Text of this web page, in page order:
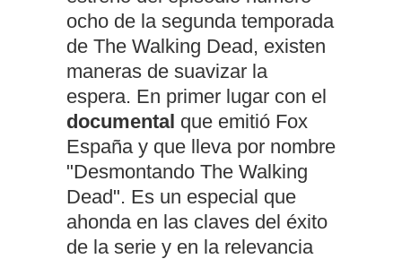
ocho de la segunda temporada
de The Walking Dead, existen
maneras de suavizar la
espera. En primer lugar con el
documental que emitió Fox
España y que lleva por nombre
"Desmontando The Walking
Dead". Es un especial que
ahonda en las claves del éxito
de la serie y en la relevancia